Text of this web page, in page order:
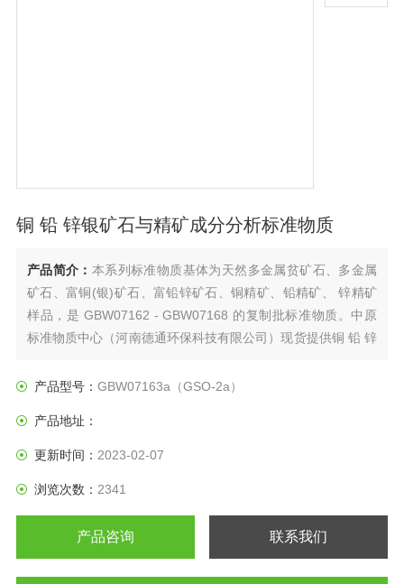
铜 铅 锌银矿石与精矿成分分析标准物质
产品简介： 本系列标准物质基体为天然多金属贫矿石、多金属
矿石、富铜(银)矿石、富铅锌矿石、铜精矿、铅精矿、 锌精矿
样品，是 GBW07162 - GBW07168 的复制批标准物质。中原
标准物质中心（河南德通环保科技有限公司）现货提供铜 铅 锌
产品型号： GBW07163a（GSO-2a）
产品地址：
更新时间： 2023-02-07
浏览次数： 2341
产品咨询 联系我们